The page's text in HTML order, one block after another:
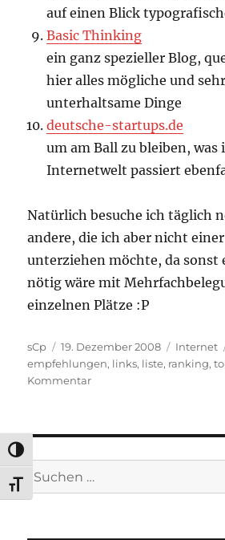
UMSCHALTEN AUF HOHE
SCHRIFT VERGRÖSSERN
auf einen Blick
Basic Thinking
ein ganz spezieller Blog,
hier alles mögliche und
unterhaltsame Dinge
deutsche-startups.de
um am Ball zu bleiben, was
Internetwelt passiert
Natürlich besuche ich täglich
andere, die ich aber nicht
unterziehen möchte, da sonst
nötig wäre mit
einzelnen Plätze :P
Autor
sCp
Veröffentlicht
am
19. Dezember 2008 Internet
empfehlungen, links, liste, ranking,
Kommentarzu
2008
Suchen
nach: